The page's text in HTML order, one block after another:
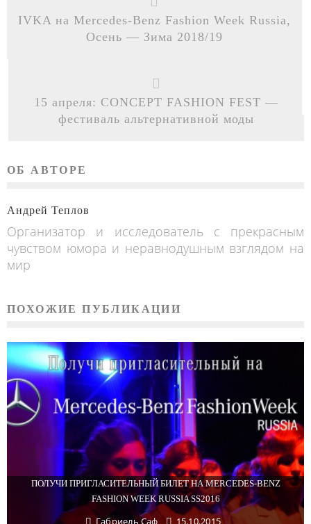
IVKA на Mercedes-Benz Fashion Week Russia,
Осень — Зима 2018/19
15 апреля: CONCEPT FASHION FEST —
фестиваль альтернативной моды
ОБ АВТОРЕ
Андрей Теплов
Организатор и исследователь с прекрасным
чувством юмора и неравнодушным взглядом на
мир
ПОХОЖИЕ ПУБЛИКАЦИИ
ПОЛУЧИ ПРИГЛАСИТЕЛЬНЫЙ БИЛЕТ НА MERCEDES-BENZ
FASHION WEEK RUSSIA SS2016
Габриель Саф 15.10.2015